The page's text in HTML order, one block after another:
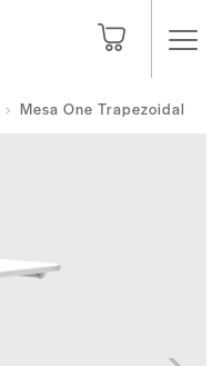
Mesa One Trapezoidal